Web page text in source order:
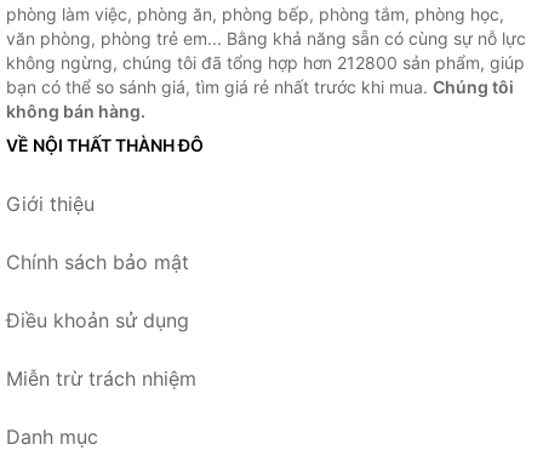
phòng làm việc, phòng ăn, phòng bếp, phòng tắm, phòng học,
văn phòng, phòng trẻ em... Bằng khả năng sẵn có cùng sự nỗ lực
không ngừng, chúng tôi đã tổng hợp hơn 212800 sản phẩm, giúp
bạn có thể so sánh giá, tìm giá rẻ nhất trước khi mua. Chúng tôi
không bán hàng.
VỀ NỘI THẤT THÀNH ĐÔ
Giới thiệu
Chính sách bảo mật
Điều khoản sử dụng
Miễn trừ trách nhiệm
Danh mục